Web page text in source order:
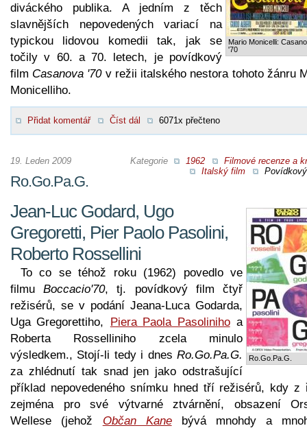
Mario Monicelli:
'70
diváckého publika. A jedním z těch
slavnějších nepovedených variací na
typickou lidovou komedii tak, jak se
točily v 60. a 70. letech, je povídkový
film Casanova '70v režii italského nestora tohoto žánru
Monicelliho.
Přidat komentář Číst dál 6071x přečteno
Kategorie 1962
Filmové recenze a
Italský film
19. Leden 2009
Ro.Go.Pa.G.
Ro.Go.Pa.G.
Jean-Luc Godard, Ugo
Gregoretti, Pier Paolo Pasolini,
Roberto Rossellini
To co se téhož roku (1962) povedlo ve
filmuBoccacio'70, tj. povídkový film čtyř
režisérů, se v podání Jeana-Luca Godarda,
Uga Gregorettiho,
Piera Paola Pasoliniho a
Roberta Rosselliniho zcela minulo
výsledkem., Stojí-li tedy i dnes Ro.Go.Pa.G.
za zhlédnutí tak snad jen jako odstrašující
příklad nepovedeného snímku hned tří režisérů, kdy z
zejména pro své výtvarné ztvárnění, obsazení
Wellese (jehož
Občan Kane bývá mnohdy a